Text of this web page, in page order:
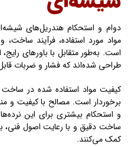
دوام و استحکام هندریل‌های
مواد مورد استفاده، فرآیند ساخت،
است. به‌طور متقابل با باورهای
طراحی شده‌اند که فشار و ضربات
کیفیت مواد استفاده شده‌ در
برخوردار است. مصالح با کیفیت و
و استحکام بیشتری برای این
ساخت دقیق و با رعایت اصول فنی،
کمک می‌کنند.